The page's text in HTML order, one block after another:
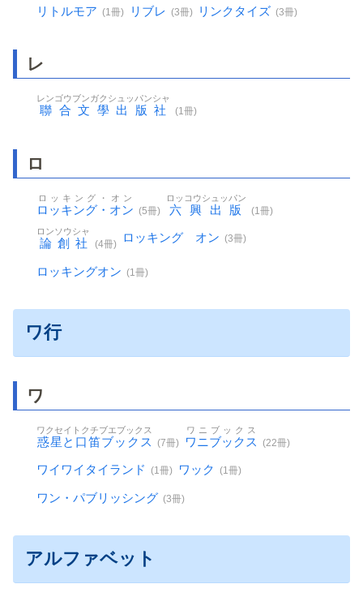
リトルモア (1冊) リブレ (3冊) リンクタイズ (3冊)
レ
聯合文學出版社
レンゴウブンガクシュッパンシャ
(1冊)
ロ
ロッキング・オン
ロッキング・オン
(5冊) 六興出版
ロッコウシュッパン
(1冊)
論創社
ロンソウシャ
(4冊) ロッキング オン (3冊)
ロッキングオン (1冊)
ワ行
ワ
惑星と口笛ブックス
ワクセイトクチブエブックス
(7冊) ワニブックス
ワニブックス
(22冊)
ワイワイタイランド (1冊) ワック (1冊)
ワン・パブリッシング (3冊)
アルファベット